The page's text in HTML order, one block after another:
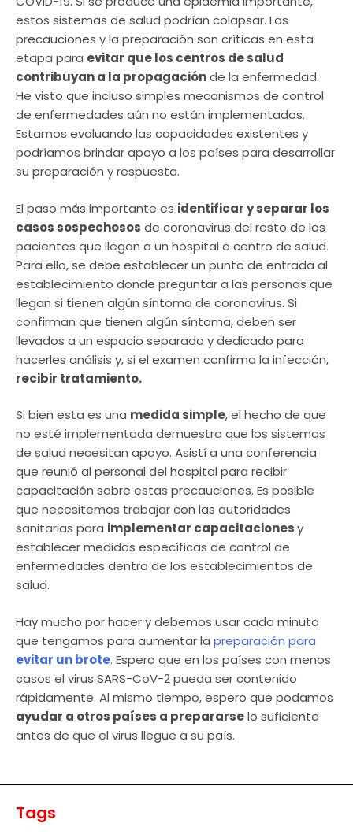
estos sistemas de salud podrían colapsar. Las
precauciones y la preparación son críticas en esta
etapa para evitar que los centros de salud
contribuyan a la propagaciónde la enfermedad.
He visto que incluso simples mecanismos de control
de enfermedades aún no están implementados.
Estamos evaluando las capacidades existentes y
podríamos brindar apoyo a los países para desarrollar
su preparación y respuesta.
El paso más importante es identificar y separar los
casos sospechosos de coronavirus del resto de los
pacientes que llegan a un hospital o centro de salud.
Para ello, se debe establecer un punto de entrada al
establecimiento donde preguntar a las personas que
llegan si tienen algún síntoma de coronavirus. Si
confirman que tienen algún síntoma, deben ser
llevados a un espacio separado y dedicado para
hacerles análisis y, si el examen confirma la infección,
recibir tratamiento.
Si bien esta es una medida simple, el hecho de que
no esté implementada demuestra que los sistemas
de salud necesitan apoyo. Asistí a una conferencia
que reunió al personal del hospital para recibir
capacitación sobre estas precauciones. Es posible
que necesitemos trabajar con las autoridades
sanitarias para implementar capacitacionesy
establecer medidas específicas de control de
enfermedades dentro de los establecimientos de
salud.
Hay mucho por hacer y debemos usar cada minuto
que tengamos para aumentar la preparación para
evitar un brote. Espero que en los países con menos
casos el virus SARS-CoV-2 pueda ser contenido
rápidamente. Al mismo tiempo, espero que podamos
ayudar a otros países a prepararselo suficiente
antes de que el virus llegue a su país.
Tags